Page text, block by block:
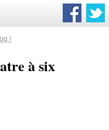
!
à six